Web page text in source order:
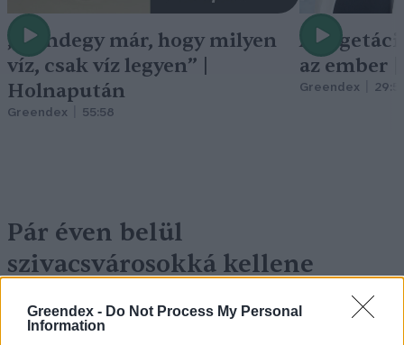
Greendex - Do Not Process My Personal
Information
„Mindegy már, hogy milyen
víz, csak víz legyen” |
Holnapután
Greendex 55:58
A
az ember
Greendex
Pár éven belül
szivacsvárosokká kellene
alakítanunk a településeinket –
Podcast